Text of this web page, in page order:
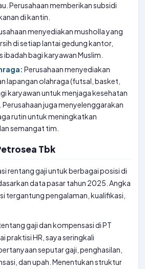
Perusahaan memberikan subsidi
di kantin.
menyediakan musholla yang
di setiap lantai gedung kantor,
ibadah bagi karyawan Muslim.
Perusahaan menyediakan
lapangan olahraga (futsal, basket,
karyawan untuk menjaga kesehatan
juga menyelenggarakan
rutin untuk meningkatkan
semangat tim.
Tbk
rentang gaji untuk berbagai posisi di
data pasar tahun 2025. Angka
tergantung pengalaman, kualifikasi,
gaji dan kompensasi di PT
praktisi HR, saya seringkali
seputar gaji, penghasilan,
dan upah. Menentukan struktur